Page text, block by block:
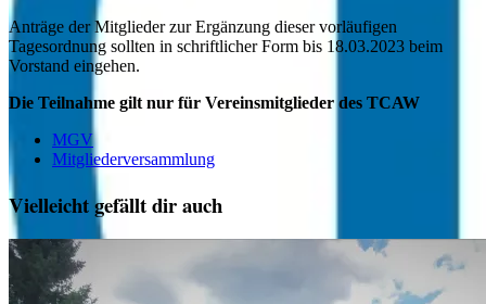
Anträge der Mitglieder zur Ergänzung dieser vorläufigen
Tagesordnung sollten in schriftlicher Form bis 18.03.2023 beim
Vorstand eingehen.
Die Teilnahme gilt nur für Vereinsmitglieder des TCAW
MGV
Mitgliederversammlung
Vielleicht gefällt dir auch